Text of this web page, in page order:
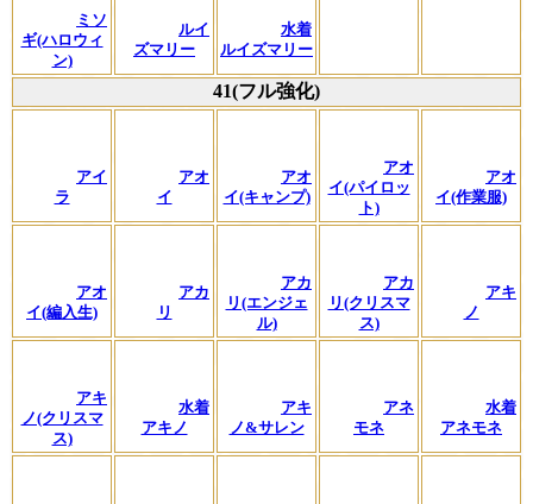
ミソ
ギ(ハロウィ
ン)
ルイ
ズマリー
水着
ルイズマリー
41(フル強化)
アイ
ラ
アオ
イ
アオ
イ(キャンプ)
アオ
イ(パイロッ
ト)
アオ
イ(作業服)
アオ
イ(編入生)
アカ
リ
アカ
リ(エンジェ
ル)
アカ
リ(クリスマ
ス)
アキ
ノ
アキ
ノ(クリスマ
ス)
水着
アキノ
アキ
ノ&サレン
アネ
モネ
水着
アネモネ